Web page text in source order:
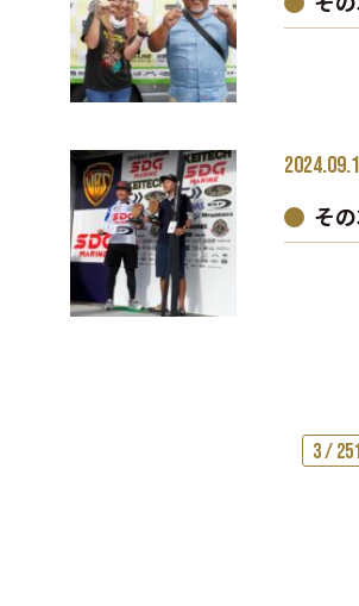
そ
3 / 251